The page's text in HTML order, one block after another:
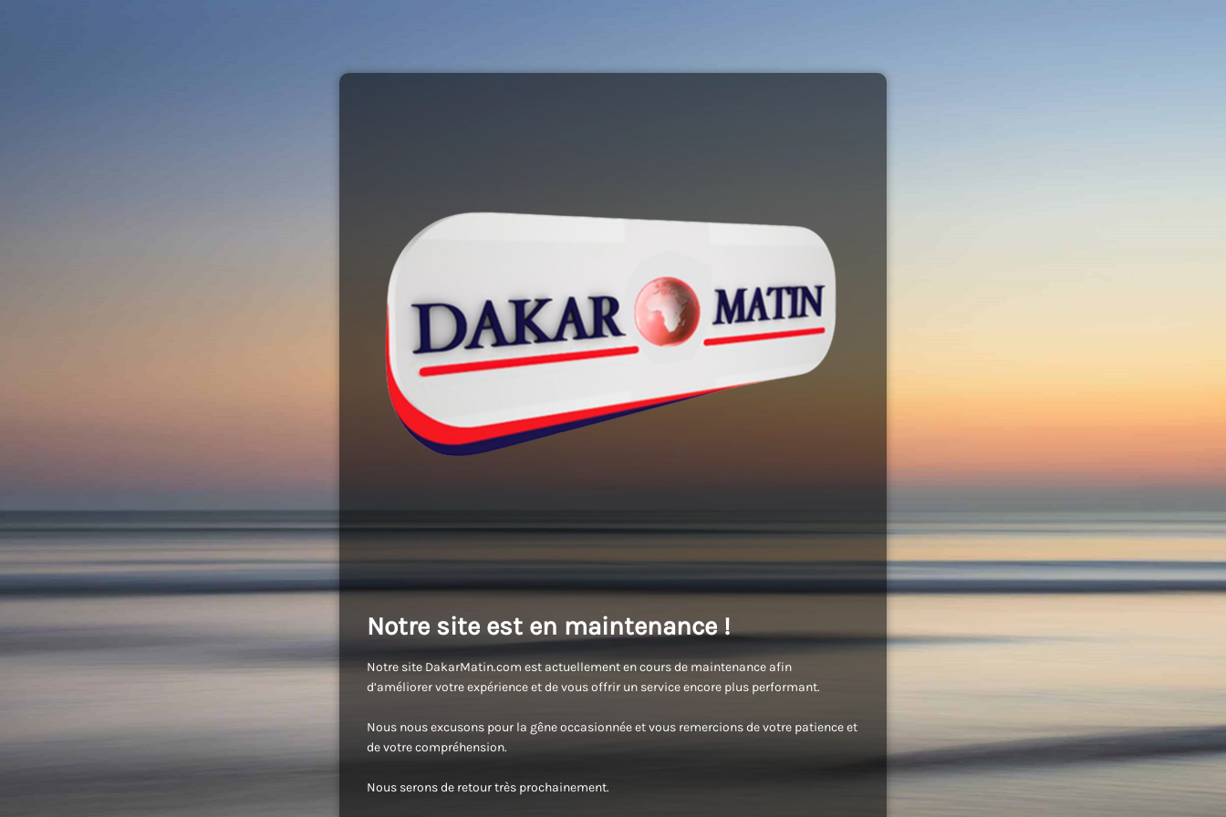
Notre site est en maintenance !
Notre site DakarMatin.com est actuellement en cours de maintenance afin
d’améliorer votre expérience et de vous offrir un service encore plus performant.
Nous nous excusons pour la gêne occasionnée et vous remercions de votre patience et
de votre compréhension.
Nous serons de retour très prochainement.